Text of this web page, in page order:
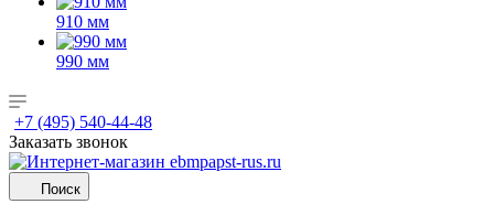
910 мм
990 мм
+7 (495) 540-44-48
Заказать звонок
Поиск